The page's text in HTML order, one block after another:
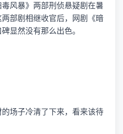
毒风暴》两部刑侦悬疑剧在暑
部剧相继收官后，网剧《暗
显然没有那么出色。
场子冷清了下来，看来该待